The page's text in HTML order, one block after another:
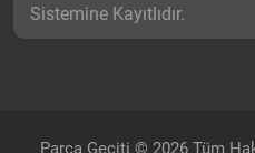
Sistemine Kayıtlıdır.
Parça Geçiti © 2026 Tüm